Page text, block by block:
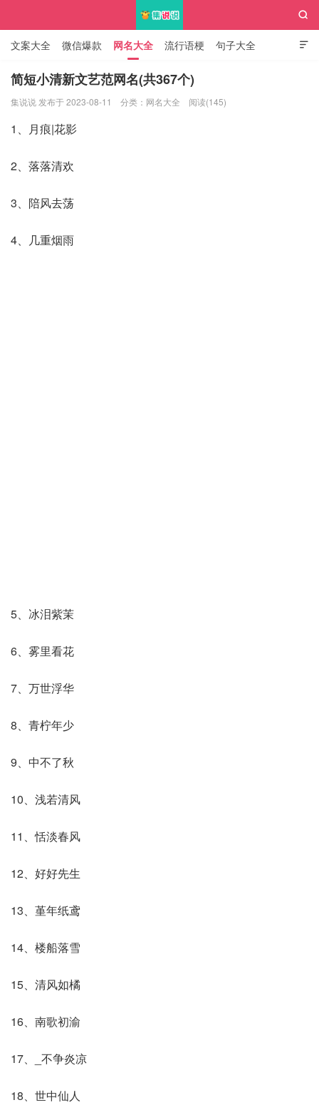

文案大全 微信爆款 网名大全 流行语梗 句子大全
知识大全

简短小清新文艺范网名(共367个)
集说说 发布于 2023-08-11 分类： 网名大全 阅读(145)
1、月痕|花影
2、落落清欢
3、陪风去荡
4、几重烟雨
5、冰泪紫茉
6、雾里看花
7、万世浮华
8、青柠年少
9、中不了秋
10、浅若清风
11、恬淡春风
12、好好先生
13、堇年纸鸢
14、楼船落雪
15、清风如橘
16、南歌初渝
17、_不争炎凉
18、世中仙人